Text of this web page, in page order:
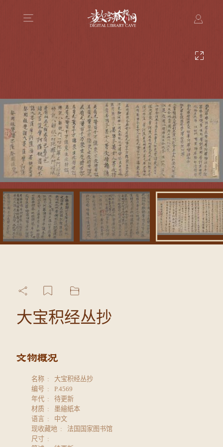
大宝积经丛抄
名称
大宝积经丛抄
编号
P.4569
年代
待更新
材质
墨繪紙本
语言
中文
现收藏地
法国国家图书馆
尺寸